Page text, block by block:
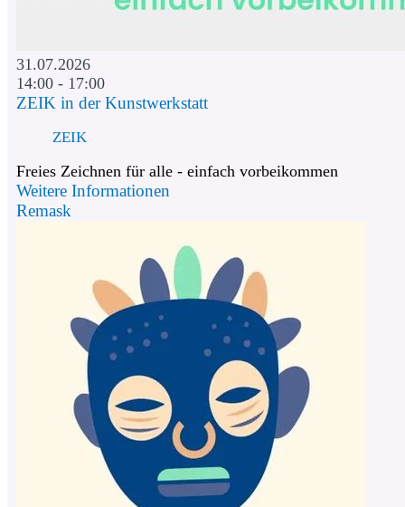
31.07.2026
14:00 - 17:00
ZEIK in der Kunstwerkstatt
ZEIK
Freies Zeichnen für alle - einfach vorbeikommen
Weitere Informationen
Remask